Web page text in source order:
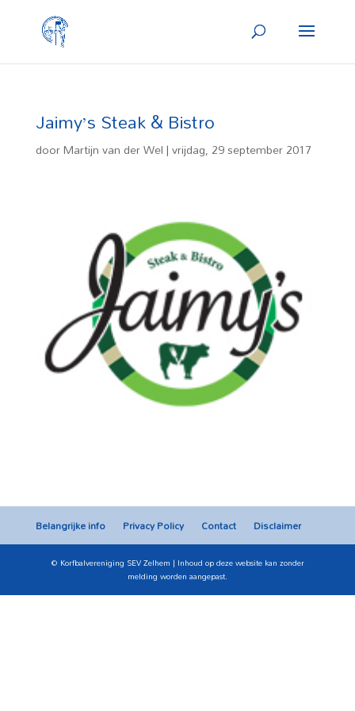
Jaimy’s Steak & Bistro
doorMartijn van der Wel|vrijdag, 29 september 2017
Belangrijke info Privacy Policy Contact Disclaimer
© Korfbalvereniging SEV Zelhem | Inhoud op deze website kan zonder
melding worden aangepast.